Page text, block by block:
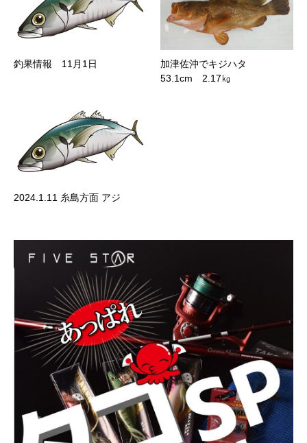
釣果情報 11月1日
加津佐沖でキジハタ
53.1cm 2.17㎏
2024.1.11 糸島方面 アジ